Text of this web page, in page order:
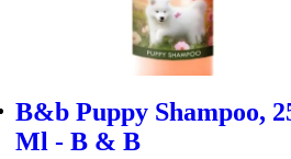
B&b Puppy Shampoo,
Ml - B & B